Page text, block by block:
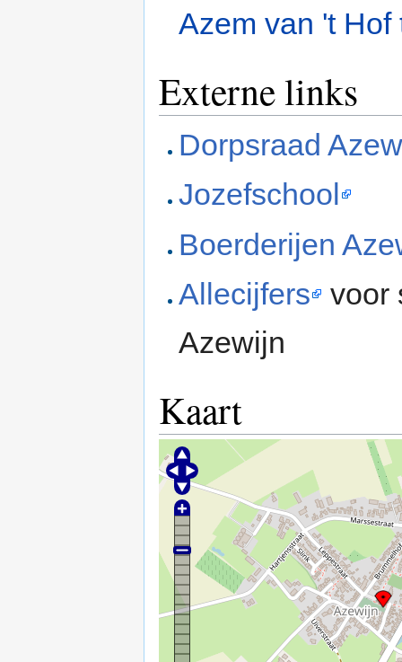
Azem van 't Hof
Externe links
Dorpsraad
Jozefschool
Boerderijen
Allecijfers
voor
Azewijn
Kaart